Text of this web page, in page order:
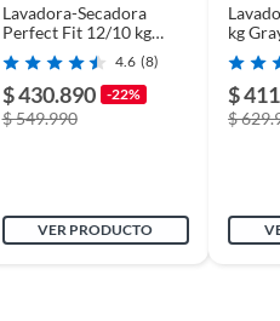
Lavadora-Secadora
Perfect Fit 12/10 kg
Titanium
MF210D120WB/T
4.6 (8)
$ 430.890 -22%
$ 549.990
VER PRODUCTO
kg
$
$